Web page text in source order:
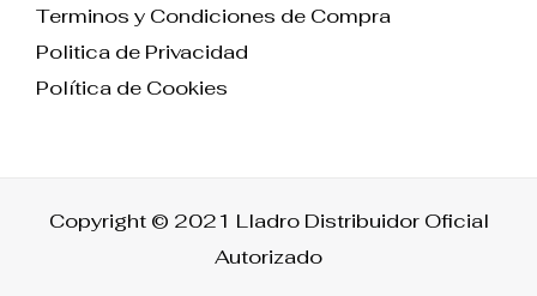
Terminos y Condiciones de Compra
Politica de Privacidad
Política de Cookies
Copyright © 2021 Lladro Distribuidor Oficial
Autorizado